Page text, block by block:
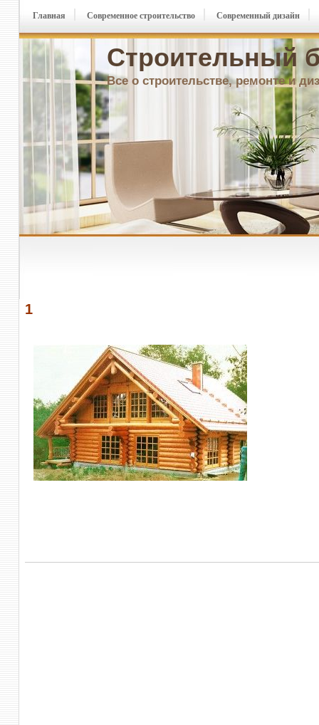
Строительный
Все о строительстве, ремонте и
Главная Современное строительство Современный дизайн
1